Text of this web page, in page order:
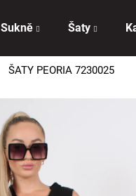
Sukně Šaty
ŠATY PEORIA 7230025